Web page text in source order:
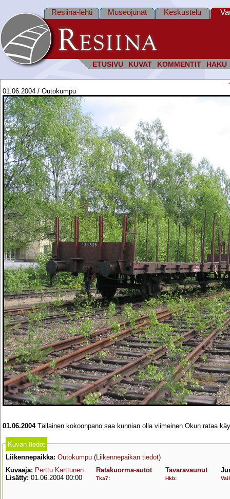
ETUSIVU KUVAT KOMMENTIT HAKU
Resiina-lehti Museojunat Keskustelu
01.06.2004 / Outokumpu
01.06.2004Tällainen kokoonpano saa kunnian olla viimeinen Okun rataa
Kuvan tiedot
Liikennepaikka: Outokumpu (Liikennepaikan tiedot)
Kuvaaja: Perttu Karttunen
Lisätty: 01.06.2004 00:00
Ratakuorma-autot
Tka7:
Tavaravaunut
Hkb: